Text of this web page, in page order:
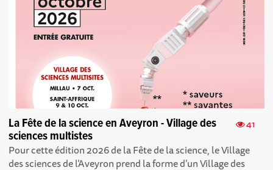
41
La Fête de la science en Aveyron - Village des
sciences multistes
Pour cette édition 2026 de la Fête de la science, le Village
des sciences de l’Aveyron prend la forme d’un Village des